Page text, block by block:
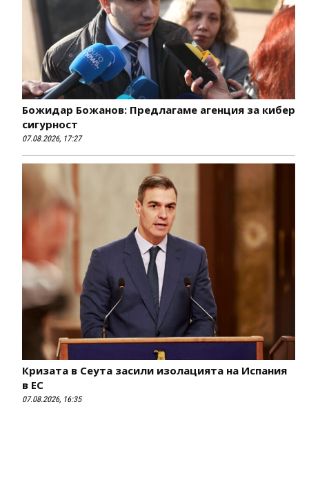
Божидар Божанов: Предлагаме агенция за кибер
сигурност
07.08.2026, 17:27
Кризата в Сеута засили изолацията на Испания
в ЕС
07.08.2026, 16:35